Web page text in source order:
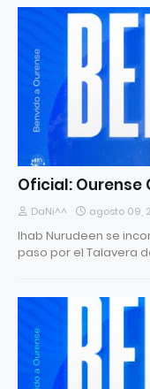
Oficial: Ourense
DaNi^^ agosto 09,
Ihab Nurudeen se
paso por el Talavera